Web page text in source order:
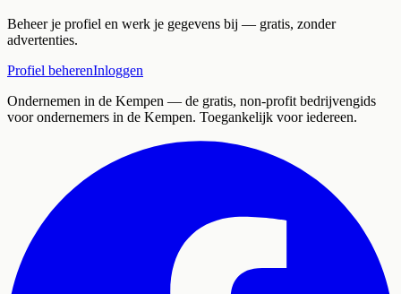
Beheer je profiel en werk je gegevens bij — gratis, zonder
advertenties.
Profiel beherenInloggen
Ondernemen in de Kempen — de gratis, non-profit bedrijvengids
voor ondernemers in de Kempen. Toegankelijk voor iedereen.